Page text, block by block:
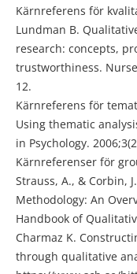
Kärnreferens för
Lundman B.
research: concepts,
trustworthiness.
12.
Kärnreferens för
Using thematic
in Psychology.
Kärnreferenser för
Strauss, A., & Corbin,
Methodology: An
Handbook of
Charmaz K.
through qualitative